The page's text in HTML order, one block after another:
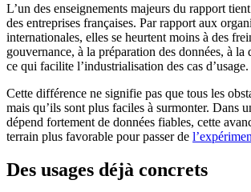
L’un des enseignements majeurs du rapport
des entreprises françaises. Par rapport aux
internationales, elles se heurtent moins à des
gouvernance, à la préparation des données, à la
ce qui facilite l’industrialisation des cas d’usage.
Cette différence ne signifie pas que tous les
mais qu’ils sont plus faciles à surmonter. Dans
dépend fortement de données fiables, cette
terrain plus favorable pour passer de
Des usages déjà concrets